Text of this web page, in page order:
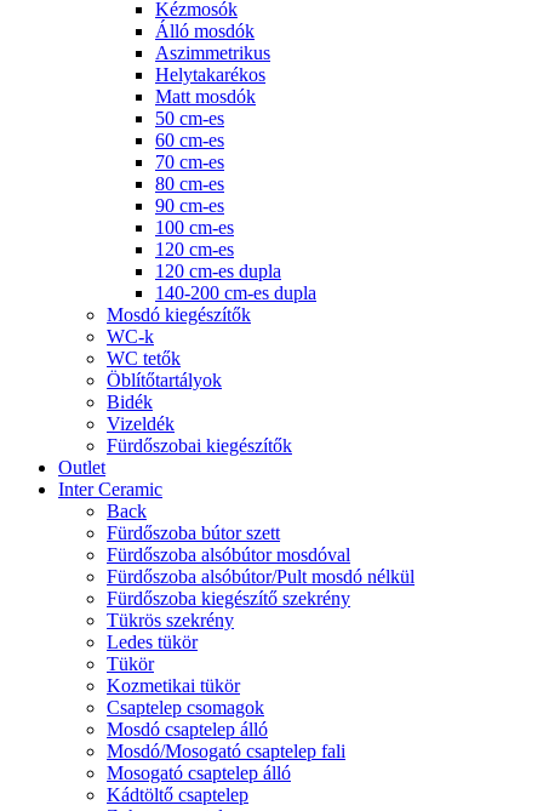
Kézmosók
Álló mosdók
Aszimmetrikus
Helytakarékos
Matt mosdók
50 cm-es
60 cm-es
70 cm-es
80 cm-es
90 cm-es
100 cm-es
120 cm-es
120 cm-es dupla
140-200 cm-es dupla
Mosdó kiegészítők
WC-k
WC tetők
Öblítőtartályok
Bidék
Vizeldék
Fürdőszobai kiegészítők
Outlet
Inter Ceramic
Back
Fürdőszoba bútor szett
Fürdőszoba alsóbútor mosdóval
Fürdőszoba alsóbútor/Pult mosdó nélkül
Fürdőszoba kiegészítő szekrény
Tükrös szekrény
Ledes tükör
Tükör
Kozmetikai tükör
Csaptelep csomagok
Mosdó csaptelep álló
Mosdó/Mosogató csaptelep fali
Mosogató csaptelep álló
Kádtöltő csaptelep